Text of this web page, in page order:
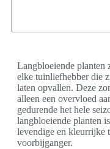
Langbloeiende planten
elke tuinliefhebber die
laten opvallen. Deze
alleen een overvloed
gedurende het hele
langbloeiende planten
levendige en kleurrijke
voorbijganger.